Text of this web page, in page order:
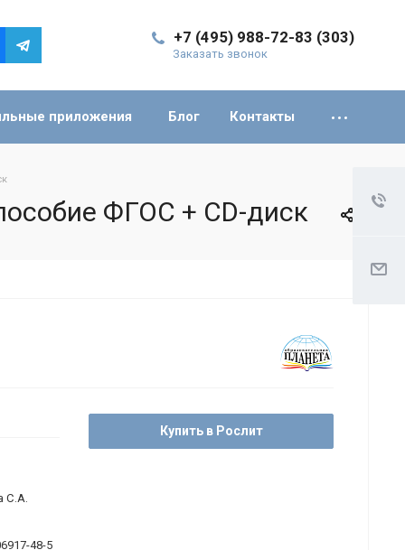
+7 (495) 988-72-83 (303)
Заказать звонок
приложения Блог Контакты
ФГОС + CD-диск
С.А.
48-5
Купить в Рослит